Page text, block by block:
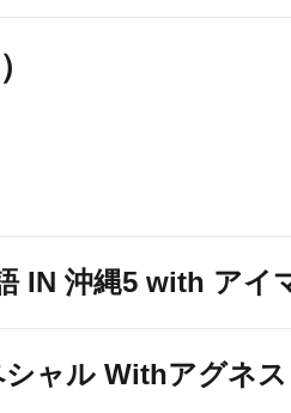
IN 沖縄5 with アイ
シャル Withアグネ